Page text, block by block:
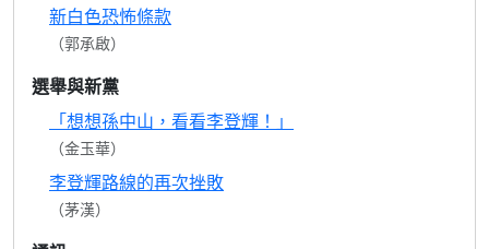
新白色恐怖條款
（郭承啟）
選舉與新黨
「想想孫中山，看看李登輝！」
（金玉華）
李登輝路線的再次挫敗
（茅漢）